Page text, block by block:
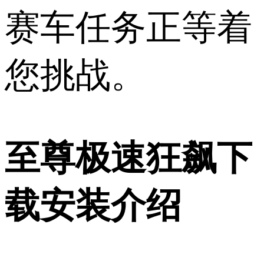
赛车任务正等着
您挑战。
至尊极速狂飙下
载安装介绍